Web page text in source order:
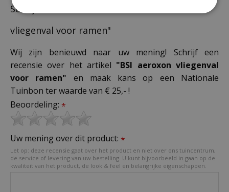
Schrijf zelf een recensie over "BSI aeroxon
vliegenval voor ramen"
Wij zijn benieuwd naar uw mening! Schrijf een
recensie over het artikel "BSI aeroxon vliegenval
voor ramen" en maak kans op een Nationale
Tuinbon ter waarde van € 25,- !
Beoordeling: *
Uw mening over dit product: *
Let op: deze recensie gaat over het product en niet over ons tuincentrum,
de service of levering van uw bestelling. U kunt bijvoorbeeld in gaan op de
kwaliteit van het product, de look & feel en belangrijke eigenschappen.